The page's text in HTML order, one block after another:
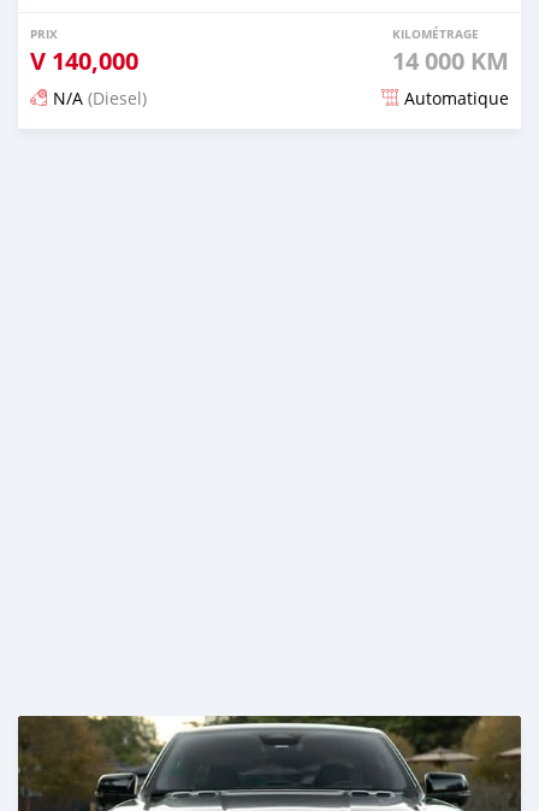
PRIX
V 140,000
KILOMÉTRAGE
14 000 KM
N/A (Diesel) Automatique